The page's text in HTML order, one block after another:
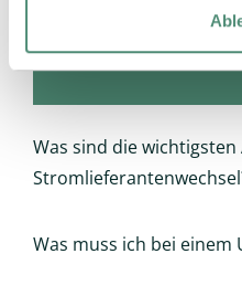
Was sind die
Was muss ich bei einem